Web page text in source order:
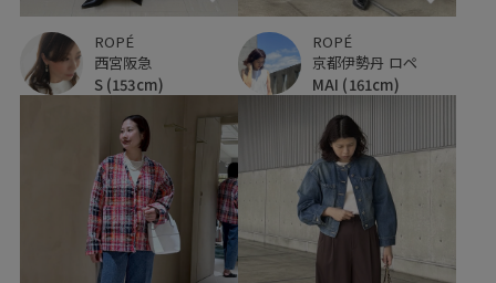
ROPÉ
西宮阪急
S (153cm)
ROPÉ
京都伊勢丹 ロペ
MAI (161cm)